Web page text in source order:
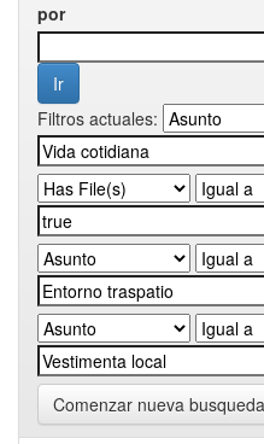
por
Filtros actuales:
Comenzar nueva busqueda